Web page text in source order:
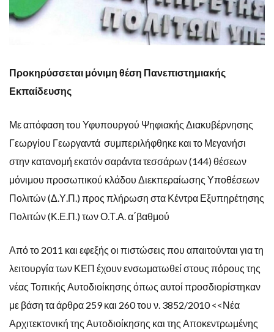
Προκηρύσσεται μόνιμη θέση Πανεπιστημιακής
Εκπαίδευσης
Με απόφαση του Υφυπουργού Ψηφιακής Διακυβέρνησης
Γεωργίου Γεωργαντά συμπεριλήφθηκε και το Μεγανήσι
στην κατανομή εκατόν σαράντα τεσσάρων (144) θέσεων
μόνιμου προσωπικού κλάδου Διεκπεραίωσης Υποθέσεων
Πολιτών (Δ.Υ.Π.) προς πλήρωση στα Κέντρα Εξυπηρέτησης
Πολιτών (Κ.Ε.Π.) των Ο.Τ.Α. α΄βαθμού
Από το 2011 και εφεξής οι πιστώσεις που απαιτούνται για τη
λειτουργία των ΚΕΠ έχουν ενσωματωθεί στους πόρους της
νέας Τοπικής Αυτοδιοίκησης όπως αυτοί προσδιορίστηκαν
με βάση τα άρθρα 259 και 260 του ν. 3852/2010 <<Νέα
Αρχιτεκτονική της Αυτοδιοίκησης και της Αποκεντρωμένης